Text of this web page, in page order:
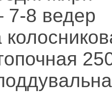
8 ведер